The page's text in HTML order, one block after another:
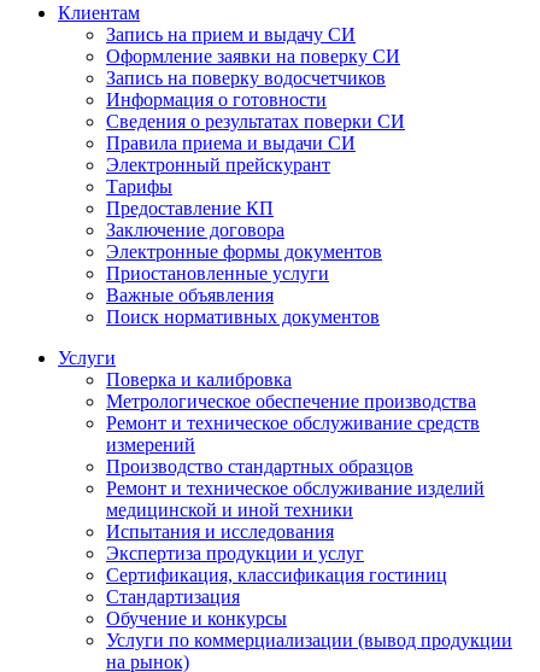
Клиентам
Запись на прием и выдачу СИ
Оформление заявки на поверку СИ
Запись на поверку водосчетчиков
Информация о готовности
Сведения о результатах поверки СИ
Правила приема и выдачи СИ
Электронный прейскурант
Тарифы
Предоставление КП
Заключение договора
Электронные формы документов
Приостановленные услуги
Важные объявления
Поиск нормативных документов
Услуги
Поверка и калибровка
Метрологическое обеспечение производства
Ремонт и техническое обслуживание средств
измерений
Производство стандартных образцов
Ремонт и техническое обслуживание изделий
медицинской и иной техники
Испытания и исследования
Экспертиза продукции и услуг
Сертификация, классификация гостиниц
Стандартизация
Обучение и конкурсы
Услуги по коммерциализации (вывод продукции
на рынок)